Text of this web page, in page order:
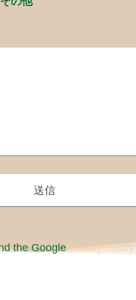
the GooglePrivacy Policy